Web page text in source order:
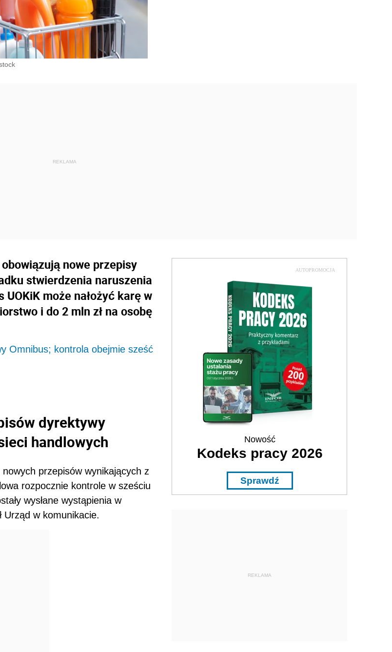
nowe przepisy
stwierdzenia naruszenia
może nałożyć karę w
i do 2 mln zł na osobę
Omnibus; kontrola obejmie sześć
dyrektywy
handlowych
przepisów wynikających z
rozpocznie kontrole w sześciu
wysłane wystąpienia w
Urząd w komunikacie.
AUTOPROMOCJA
Nowość
Kodeks pracy 2026
Sprawdź
REKLAMA